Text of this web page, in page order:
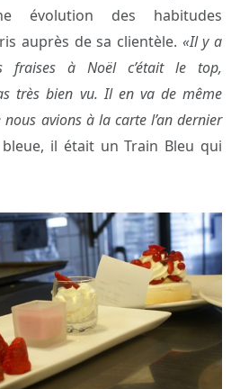
évolution des habitudes
auprès de sa clientèle. «Il y a
fraises à Noël c’était le top,
très bien vu. Il en va de même
avions à la carte l’an dernier
il était un Train Bleu qui